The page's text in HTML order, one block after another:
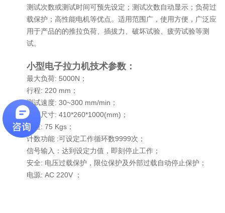
测试次数或测试时间可预先设定；测试次数自动显示；负荷过
载保护；高性能电机等优点。适用范围广，使用方便，广泛应
用于产品的的推拉负荷、插拔力、破坏试验、疲劳试验等测
试。
小型电子拉力机技术参数：
最大负荷: 5000N；
行程: 220 mm；
测试速度: 30~300 mm/min；
外型尺寸: 410*260*1000(mm)；
净重: 75 Kgs；
计数功能 :可设定工作循环数9999次；
信号输入：达到设定力值，即刻停止工作；
安全: 电压过载保护，限位保护及外部过载自动停止保护；
电源: AC 220V ；